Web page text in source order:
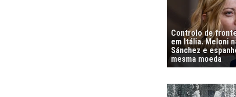
Controlo de
em Itália. Meloni
Sánchez e
mesma moeda